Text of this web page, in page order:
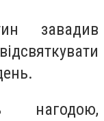
завадив
нагодою,